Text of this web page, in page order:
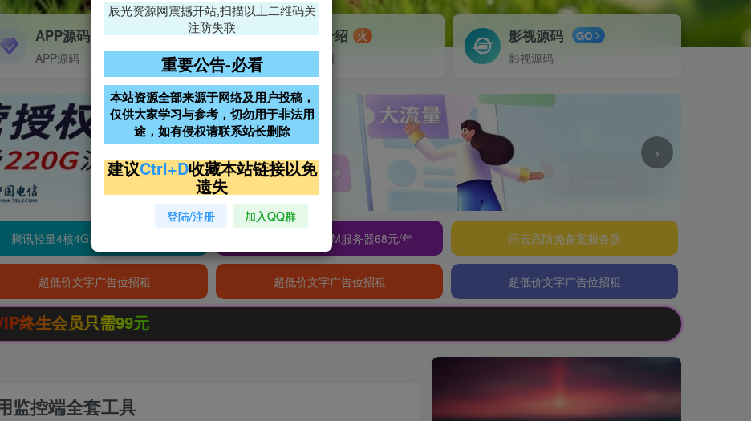
APP源码
APP源码
VIP特权介绍 火
VIP特权介绍
影视源码 GO
影视源码
›
腾讯轻量4核4G3M服务器38元/年 阿里云2核2G200M服务器68元/年 雨云高防免备案服务器
超低价文字广告位招租 超低价文字广告位招租 超低价文字广告位招租
监控端全套工具
辰光资源网震撼开站,扫描以上二维码关
注防失联
重要公告-必看
本站资源全部来源于网络及用户投稿，
仅供大家学习与参考，切勿用于非法用
途，如有侵权请联系站长删除
建议Ctrl+D收藏本站链接以免
遗失
登陆/注册 加入QQ群